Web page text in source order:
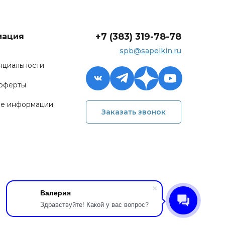
Валерия
Здравствуйте! Какой у вас вопрос?
информации
+7 (383) 319-78-78
spb@sapelkin.ru
Заказать звонок